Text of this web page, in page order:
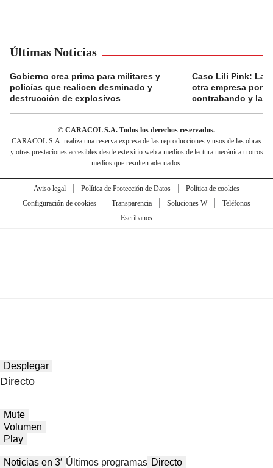
Últimas Noticias
Gobierno crea prima para militares y
policías que realicen desminado y
destrucción de explosivos
Caso Lili Pink: La
otra empresa por
contrabando y
© CARACOL S.A. Todos los derechos reservados.
CARACOL S.A. realiza una reserva expresa de las reproducciones y usos de las obras
y otras prestaciones accesibles desde este sitio web a medios de lectura mecánica u otros
medios que resulten adecuados.
Aviso legal Política de Protección de Datos
Política de cookies
Configuración de cookies
Transparencia Soluciones W
Teléfonos
Escríbanos
Desplegar
Directo
Mute
Volumen
Play
Noticias en 3′ Últimos programas Directo